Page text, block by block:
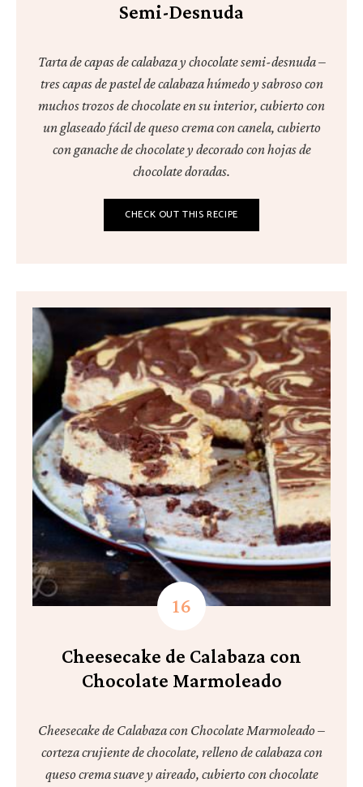
Semi-Desnuda
Tarta de capas de calabaza y chocolate semi-desnuda –
tres capas de pastel de calabaza húmedo y sabroso con
muchos trozos de chocolate en su interior, cubierto con
un glaseado fácil de queso crema con canela, cubierto
con ganache de chocolate y decorado con hojas de
chocolate doradas.
CHECK OUT THIS RECIPE
Cheesecake de Calabaza con
Chocolate Marmoleado
Cheesecake de Calabaza con Chocolate Marmoleado –
corteza crujiente de chocolate, relleno de calabaza con
queso crema suave y aireado, cubierto con chocolate